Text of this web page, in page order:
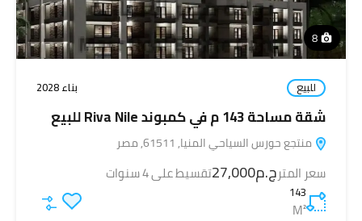
8
للبيع بناء 2028
شقة مساحة 143 م في كمبوند Riva Nile للبيع
منتجع حورس السياحي المنيا, 61511, مصر
سعر المترج.م27,000 تقسيط على 4 سنوات
143
M²